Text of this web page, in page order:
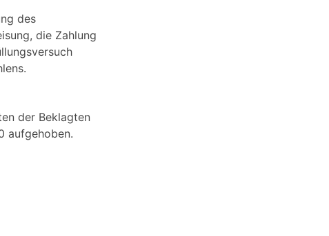
des
die Zahlung
der Beklagten
aufgehoben.